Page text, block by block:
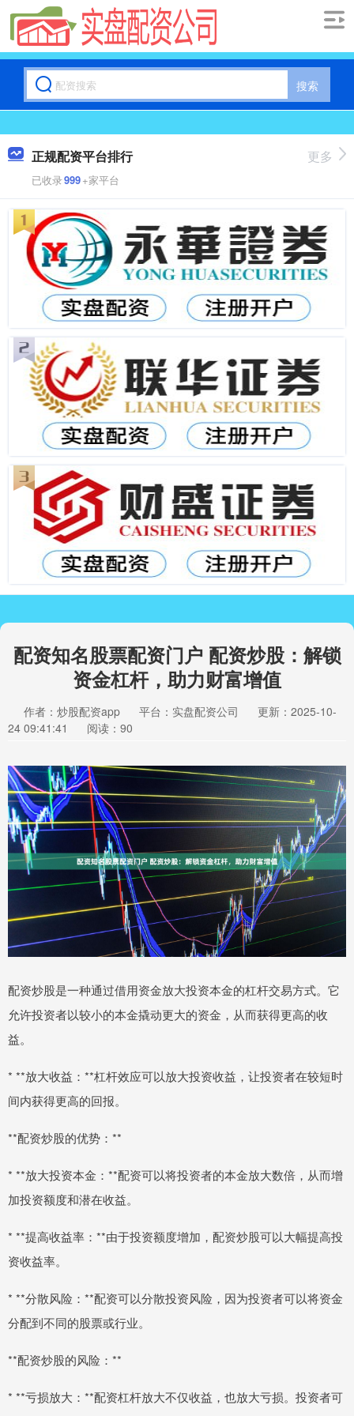
搜索
正规配资平台排行
已收录999+家平台
更多
配资知名股票配资门户 配资炒股：解锁
资金杠杆，助力财富增值
作者：炒股配资app 平台：实盘配资公司
更新：2025-10-
24 09:41:41
阅读：90
配资炒股是一种通过借用资金放大投资本金的杠杆交易方式。它
允许投资者以较小的本金撬动更大的资金，从而获得更高的收
益。
* **放大收益：**杠杆效应可以放大投资收益，让投资者在较短时
间内获得更高的回报。
**配资炒股的优势：**
* **放大投资本金：**配资可以将投资者的本金放大数倍，从而增
加投资额度和潜在收益。
* **提高收益率：**由于投资额度增加，配资炒股可以大幅提高投
资收益率。
* **分散风险：**配资可以分散投资风险，因为投资者可以将资金
分配到不同的股票或行业。
**配资炒股的风险：**
* **亏损放大：**配资杠杆放大不仅收益，也放大亏损。投资者可